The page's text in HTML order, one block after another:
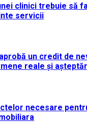
clinici trebuie să
servicii
un credit de
reale și
necesare